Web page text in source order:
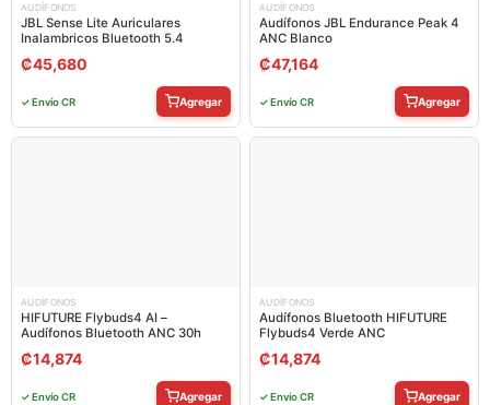
AUDÍFONOS
JBL Sense Lite Auriculares
Inalambricos Bluetooth 5.4
₡45,680
✓ Envío CR Agregar
AUDÍFONOS
Audífonos JBL Endurance Peak 4
ANC Blanco
₡47,164
✓ Envío CR Agregar
AUDÍFONOS
HIFUTURE Flybuds4 AI –
Audífonos Bluetooth ANC 30h
₡14,874
✓ Envío CR Agregar
AUDÍFONOS
Audífonos Bluetooth HIFUTURE
Flybuds4 Verde ANC
₡14,874
✓ Envío CR Agregar